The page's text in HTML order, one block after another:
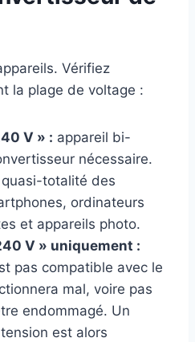
Vérifiez
la plage de voltage :
V » : appareil bi-
nécessaire.
quasi-totalité des
ordinateurs
et appareils photo.
V » uniquement :
pas compatible avec le
mal, voire pas
endommagé. Un
est alors